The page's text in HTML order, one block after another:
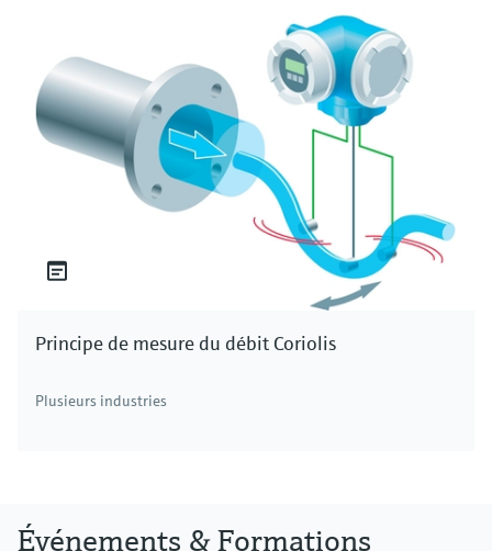
Principe de mesure du débit Coriolis
Plusieurs industries
Événements & Formations